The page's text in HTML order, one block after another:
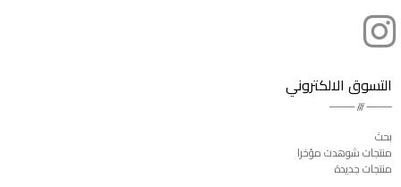
التسوق الالكتروني
بحث
منتجات شوهدت مؤخرا
منتجات جديدة